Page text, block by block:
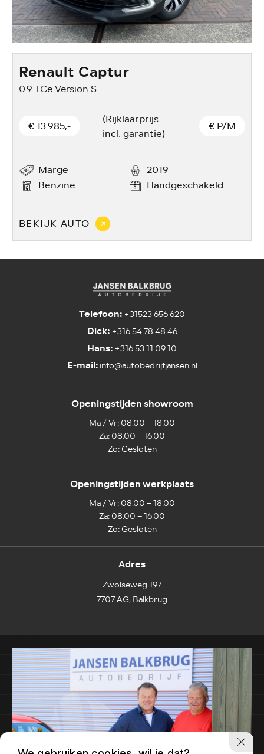
Renault Captur
0.9 TCe Version S
€ 13.985,-
(Rijklaarprijs
incl. garantie)
€ P/M
Marge
2019
Benzine
Handgeschakeld
BEKIJK AUTO
Telefoon: +31523 656 620
Dick:+316 54 78 48 46
Hans: +316 53 11 09 10
E-mail:info@autobedrijfjansen.nl
Openingstijden showroom
Ma / Vr: 08.00 – 18.00
Za: 08.00 – 16.00
Zo: Gesloten
Openingstijden werkplaats
Ma / Vr: 08.00 – 18.00
Za: 08.00 – 16.00
Zo: Gesloten
Adres
Zwolseweg 197
7707 AG, Balkbrug